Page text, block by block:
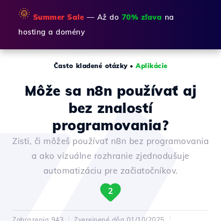
🌞 Summer Sale — Až do 70% zľava na
hosting a domény
Často kladené otázky• Aplikácie
Môže sa n8n používať aj
bez znalostí
programovania?
Zisti, či môžeš používať n8n bez programovania
a ako vizuálne rozhranie zjednodušuje
automatizáciu pre začiatočníkov.
2